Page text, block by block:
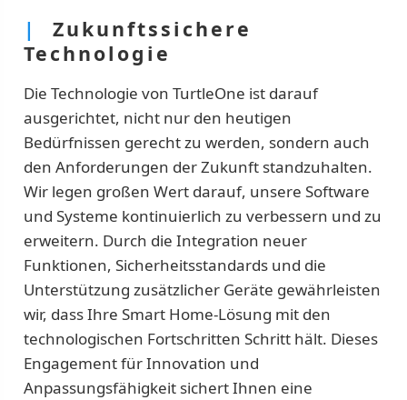
|Zukunftssichere
Technologie
Die Technologie von TurtleOne ist darauf
ausgerichtet, nicht nur den heutigen
Bedürfnissen gerecht zu werden, sondern auch
den Anforderungen der Zukunft standzuhalten.
Wir legen großen Wert darauf, unsere Software
und Systeme kontinuierlich zu verbessern und zu
erweitern. Durch die Integration neuer
Funktionen, Sicherheitsstandards und die
Unterstützung zusätzlicher Geräte gewährleisten
wir, dass Ihre Smart Home-Lösung mit den
technologischen Fortschritten Schritt hält. Dieses
Engagement für Innovation und
Anpassungsfähigkeit sichert Ihnen eine